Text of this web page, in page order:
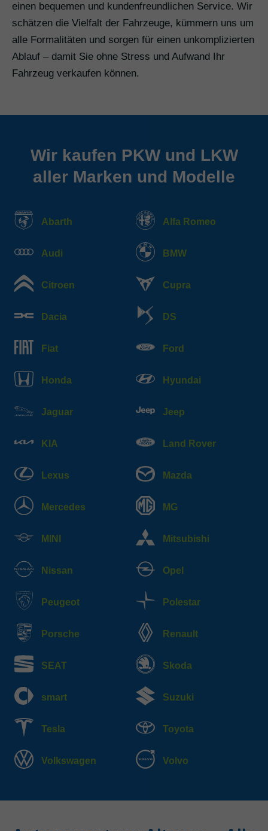
einen bequemen und kundenfreundlichen Service. Wir
schätzen die Vielfalt der Fahrzeuge, kümmern uns um
alle Formalitäten und sorgen für einen unkomplizierten
Ablauf – damit Sie ohne Stress und Aufwand Ihr
Fahrzeug verkaufen können.
Wir kaufen PKW und LKW
aller Marken und Modelle
Abarth Alfa Romeo
Audi BMW
Citroen Cupra
Dacia DS
Fiat Ford
Honda Hyundai
Jaguar Jeep
KIA Land Rover
Lexus Mazda
Mercedes MG
MINI Mitsubishi
Nissan Opel
Peugeot Polestar
Porsche Renault
SEAT Skoda
smart Suzuki
Tesla Toyota
Volkswagen Volvo